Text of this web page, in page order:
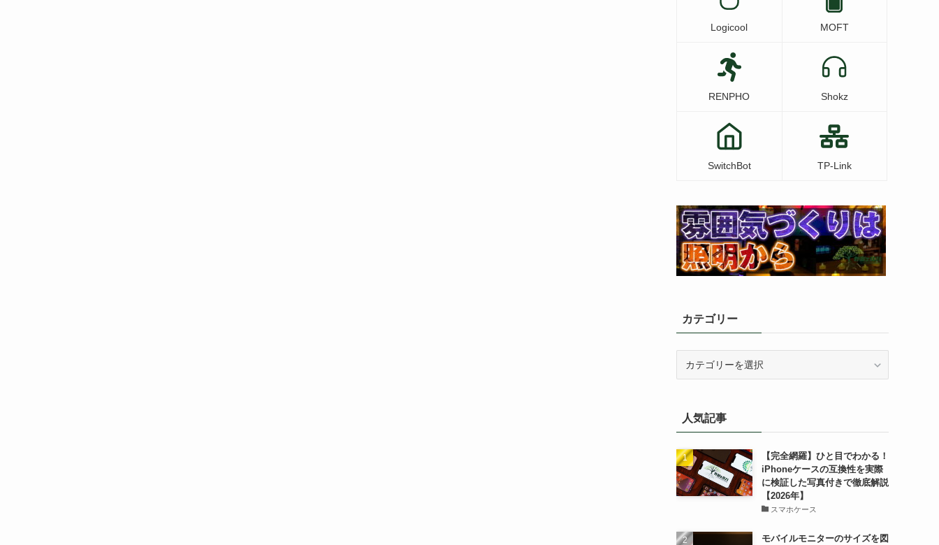
Logicool MOFT
RENPHO Shokz
SwitchBot TP-Link
カテゴリー
ー人気記事
【完全網羅】ひと目でわかる！
iPhoneケースの互換性を実際
に検証した写真付きで徹底解説
【2026年】
スマホケース
モバイルモニターのサイズを図